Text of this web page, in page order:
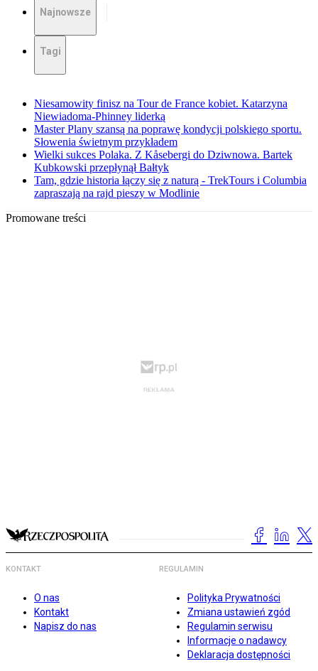
Najnowsze
Tagi
Niesamowity finisz na Tour de France kobiet. Katarzyna
Niewiadoma-Phinney liderką
Master Plany szansą na poprawę kondycji polskiego sportu.
Słowenia świetnym przykładem
Wielki sukces Polaka. Z Kåsebergi do Dziwnowa. Bartek
Kubkowski przepłynął Bałtyk
Tam, gdzie historia łączy się z naturą - TrekTours i Columbia
zapraszają na rajd pieszy w Modlinie
Promowane treści
KONTAKT
O nas
Kontakt
Napisz do nas
REGULAMIN
Polityka Prywatności
Zmiana ustawień zgód
Regulamin serwisu
Informacje o nadawcy
Deklaracja dostępności